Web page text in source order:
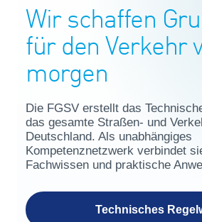
Wir schaffen
für den Verkehr
morgen
Die FGSV erstellt das
das gesamte Straßen- und
Deutschland. Als unabhängiges
Kompetenznetzwerk verbindet
Fachwissen und praktische
Technisches